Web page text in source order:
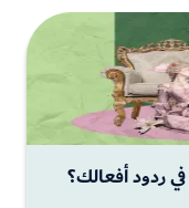
ردود أفعالك؟